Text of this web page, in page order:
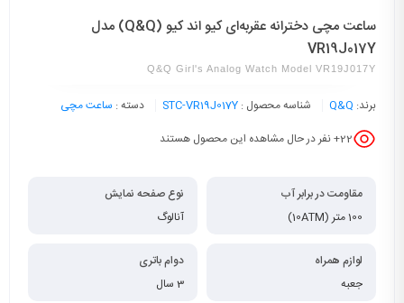
ساعت مچی دخترانه عقربه‌ای کیو اند کیو (Q&Q) مدل
VR19J017Y
Q&Q Girl's Analog Watch Model VR19J017Y
برند: Q&Q شناسه محصول : STC-VR19J017Y دسته : ساعت مچی
22+ نفر در حال مشاهده این محصول هستند
مقاومت در برابر آب
100 متر (10ATM)
نوع صفحه نمایش
آنالوگ
لوازم همراه
جعبه
دوام باتری
3 سال